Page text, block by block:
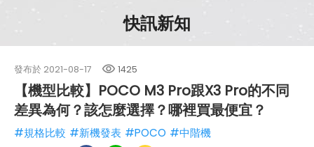
快訊新知
發布於 2021-08-17 1425
【機型比較】POCO M3 Pro跟X3 Pro的不同
差異為何？該怎麼選擇？哪裡買最便宜？
#規格比較 #新機發表 #POCO #中階機